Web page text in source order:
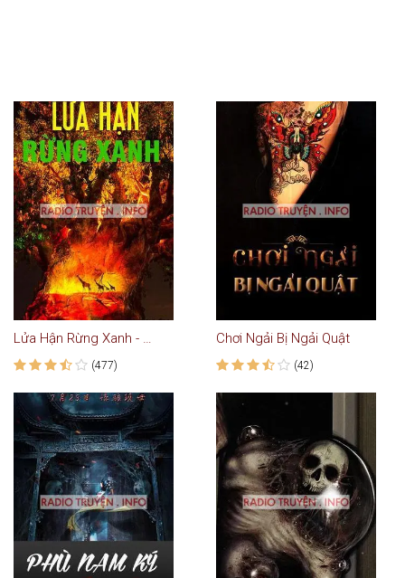
Lửa Hận Rừng Xanh - Truyện Kiếm Hiệp Kinh Dị
(477)
Chơi Ngải Bị Ngải Quật
(42)